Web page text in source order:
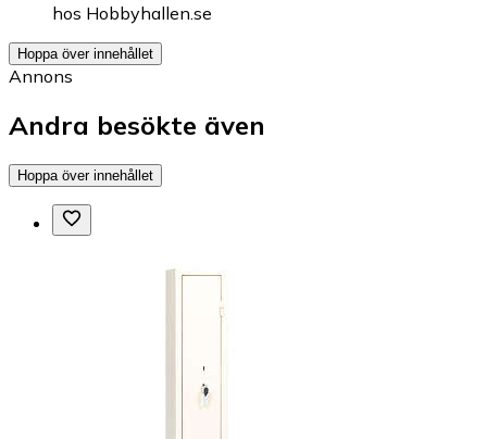
hos Hobbyhallen.se
Hoppa över innehållet
Annons
Andra besökte även
Hoppa över innehållet